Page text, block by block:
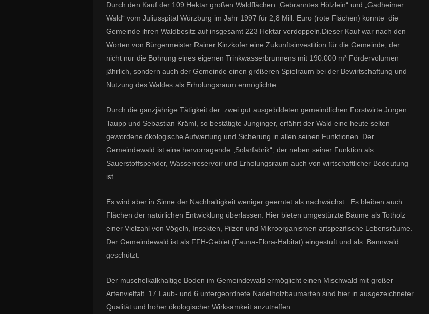
Durch den Kauf der 109 Hektar großen Waldflächen „Gebranntes Hölzlein“ und „Gadheimer
Wald“ vom Juliusspital Würzburg im Jahr 1997 für 2,8 Mill. Euro (rote Flächen) konnte die
Gemeinde ihren Waldbesitz auf insgesamt 223 Hektar verdoppeln.Dieser Kauf war nach den
Worten von Bürgermeister Rainer Kinzkofer eine Zukunftsinvestition für die Gemeinde, der
nicht nur die Bohrung eines eigenen Trinkwasserbrunnens mit 190.000 m³ Fördervolumen
jährlich, sondern auch der Gemeinde einen größeren Spielraum bei der Bewirtschaftung und
Nutzung des Waldes als Erholungsraum ermöglichte.
Durch die ganzjährige Tätigkeit der zwei gut ausgebildeten gemeindlichen Forstwirte Jürgen
Taupp und Sebastian Kräml, so bestätigte Junginger, erfährt der Wald eine heute selten
gewordene ökologische Aufwertung und Sicherung in allen seinen Funktionen. Der
Gemeindewald ist eine hervorragende „Solarfabrik“, der neben seiner Funktion als
Sauerstoffspender, Wasserreservoir und Erholungsraum auch von wirtschaftlicher Bedeutung
ist.
Es wird aber in Sinne der Nachhaltigkeit weniger geerntet als nachwächst. Es bleiben auch
Flächen der natürlichen Entwicklung überlassen. Hier bieten umgestürzte Bäume als Totholz
einer Vielzahl von Vögeln, Insekten, Pilzen und Mikroorganismen artspezifische Lebensräume.
Der Gemeindewald ist als FFH-Gebiet (Fauna-Flora-Habitat) eingestuft und als Bannwald
geschützt.
Der muschelkalkhaltige Boden im Gemeindewald ermöglicht einen Mischwald mit großer
Artenvielfalt. 17 Laub- und 6 untergeordnete Nadelholzbaumarten sind hier in ausgezeichneter
Qualität und hoher ökologischer Wirksamkeit anzutreffen.